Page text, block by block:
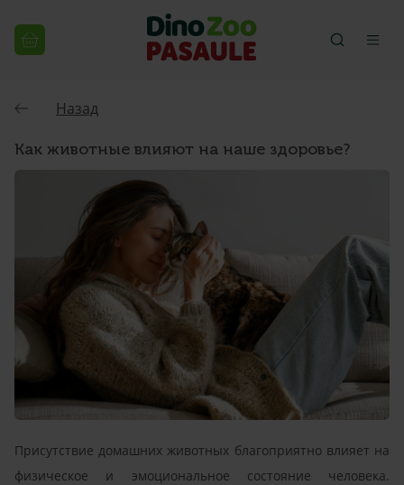
Назад
Как животные влияют на наше здоровье?
Присутствие домашних животных благоприятно влияет на
физическое и эмоциональное состояние человека.